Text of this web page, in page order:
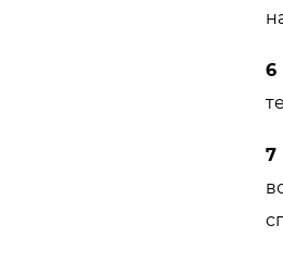
6
7